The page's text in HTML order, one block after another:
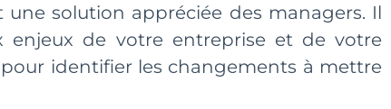
solution appréciée des managers. Il
enjeux de votre entreprise et de votre
identifier les changements à mettre